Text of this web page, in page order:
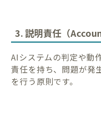
3. 説明責任（
AIシステムの判定や動
責任を持ち、問題が発
を行う原則です。